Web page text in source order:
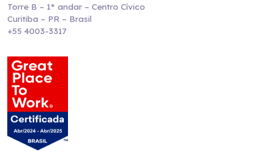
Torre B – 1° andar – Centro Cívico
Curitiba – PR – Brasil
+55 4003-3317